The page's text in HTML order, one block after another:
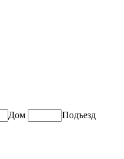
Дом Подъезд